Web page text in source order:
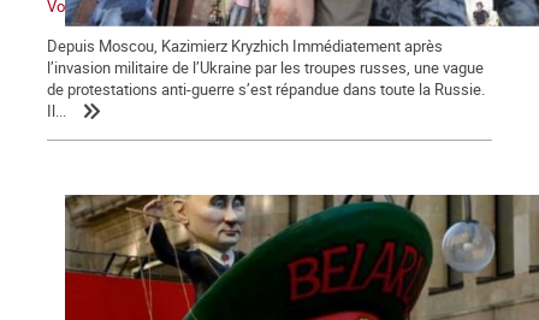
Voyage à Kiev VI : la Russie bâillonnée
Depuis Moscou, Kazimierz Kryzhich Immédiatement après
l’invasion militaire de l’Ukraine par les troupes russes, une vague
de protestations anti-guerre s’est répandue dans toute la Russie.
Il...